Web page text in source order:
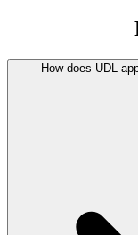
How does UDL